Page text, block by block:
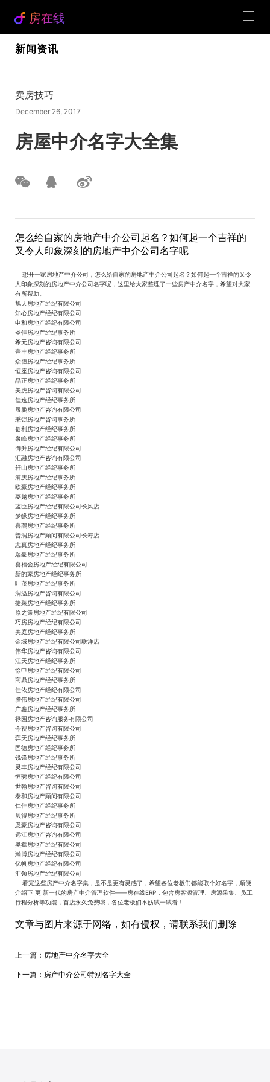
房在线
新闻资讯
卖房技巧
December 26, 2017
房屋中介名字大全集
怎么给自家的房地产中介公司起名？如何起一个吉祥的
又令人印象深刻的房地产中介公司名字呢
想开一家房地产中介公司，怎么给自家的房地产中介公司起名？如何起一个吉祥的又令
人印象深刻的房地产中介公司名字呢，这里给大家整理了一些房产中介名字，希望对大家
有所帮助。
旭天房地产经纪有限公司
知心房地产经纪有限公司
申和房地产经纪有限公司
圣佳房地产经纪事务所
希元房地产咨询有限公司
壹丰房地产经纪事务所
众德房地产经纪事务所
恒座房地产咨询有限公司
品正房地产经纪事务所
美虎房地产咨询有限公司
佳逸房地产经纪事务所
辰鹏房地产咨询有限公司
秉强房地产咨询事务所
创利房地产经纪事务所
泉峰房地产经纪事务所
御升房地产经纪有限公司
汇融房地产咨询有限公司
轩山房地产经纪事务所
浦庆房地产经纪事务所
欧豪房地产经纪事务所
菱越房地产经纪事务所
蓝臣房地产经纪有限公司长风店
梦缘房地产经纪事务所
喜鹊房地产经纪事务所
普润房地产顾问有限公司长寿店
志真房地产经纪事务所
瑞豪房地产经纪事务所
喜福会房地产经纪有限公司
新的家房地产经纪事务所
叶茂房地产经纪事务所
润溢房地产咨询有限公司
捷莱房地产经纪事务所
原之策房地产经纪有限公司
巧房房地产经纪有限公司
美庭房地产经纪事务所
金域房地产经纪有限公司联洋店
伟华房地产咨询有限公司
江天房地产经纪事务所
徐申房地产经纪有限公司
商鼎房地产经纪事务所
佳依房地产经纪有限公司
腾伟房地产经纪有限公司
广鑫房地产经纪事务所
禄园房地产咨询服务有限公司
今视房地产咨询有限公司
弈天房地产经纪事务所
固德房地产经纪事务所
锐锋房地产经纪事务所
灵丰房地产经纪有限公司
恒骋房地产经纪有限公司
世翰房地产咨询有限公司
泰和房地产顾问有限公司
仁佳房地产经纪事务所
贝得房地产经纪事务所
恩豪房地产咨询有限公司
远江房地产咨询有限公司
奥鑫房地产经纪有限公司
瀚博房地产经纪有限公司
亿帆房地产经纪有限公司
汇领房地产经纪有限公司
看完这些房产中介名字集，是不是更有灵感了，希望各位老板们都能取个好名字，顺便
介绍下 更 新一代的房产中介管理软件——房在线ERP，包含房客源管理、房源采集、员工
行程分析等功能，首店永久免费哦，各位老板们不妨试一试看！
文章与图片来源于网络，如有侵权，请联系我们删除
上一篇： 房地产中介名字大全
下一篇： ​房产中介公司特别名字大全